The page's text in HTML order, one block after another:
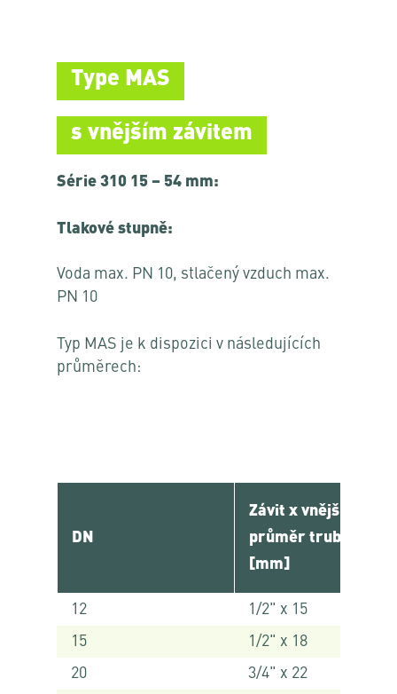
Type MAS
s vnějším závitem
Série 310 15 – 54 mm:
Tlakové stupně:
Voda max. PN 10, stlačený vzduch max.
PN 10
Typ MAS je k dispozici v následujících
průměrech:
DN
Závit x vnější
průměr trubky-Ø
[mm]
12
1/2" x 15
15
1/2" x 18
20
3/4" x 22